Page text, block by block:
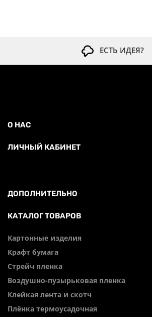
ЕСТЬ ИДЕЯ?
О НАС
ЛИЧНЫЙ КАБИНЕТ
ДОПОЛНИТЕЛЬНО
КАТАЛОГ ТОВАРОВ
Картонные изделия
Крафт бумага
Стрейч пленка
Воздушно-пузырьковая пленка
Клейкая лента и скотч
Плёнка термоусадочная